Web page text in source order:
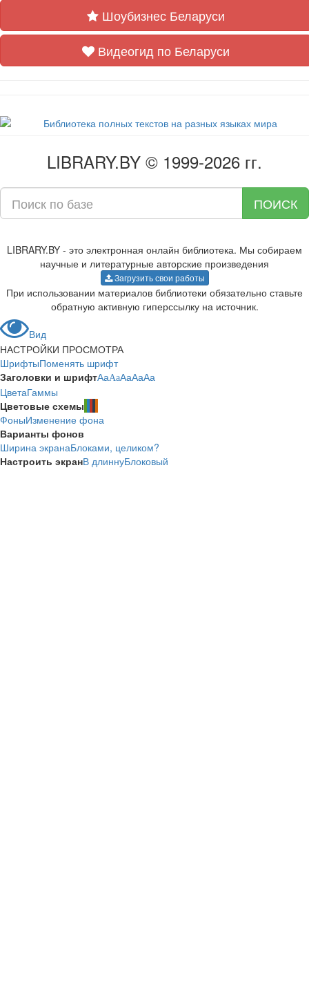
Шоубизнес Беларуси
Видеогид по Беларуси
LIBRARY.BY © 1999-2026 гг.
ПОИСК
LIBRARY.BY - это электронная онлайн библиотека. Мы собираем
научные и литературные авторские произведения
Загрузить свои работы
При использовании материалов библиотеки обязательно ставьте
обратную активную гиперссылку на источник.
Вид
НАСТРОЙКИ ПРОСМОТРА
ШрифтыПоменять шрифт
Заголовки и шрифтAaAaAaAaAa
ЦветаГаммы
Цветовые схемы
ФоныИзменение фона
Варианты фонов
Ширина экранаБлоками, целиком?
Настроить экранВ длиннуБлоковый